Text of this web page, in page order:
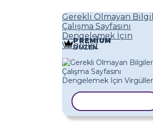
Gerekli Olmayan
Çalışma Sayfasını
Dengelemek İçin
Virgüller
PREMIUM
DÜZEN